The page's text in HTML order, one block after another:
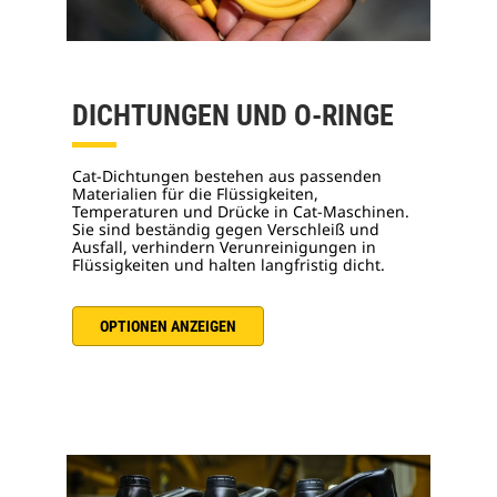
DICHTUNGEN UND O-RINGE
Cat-Dichtungen bestehen aus passenden
Materialien für die Flüssigkeiten,
Temperaturen und Drücke in Cat-Maschinen.
Sie sind beständig gegen Verschleiß und
Ausfall, verhindern Verunreinigungen in
Flüssigkeiten und halten langfristig dicht.
OPTIONEN ANZEIGEN